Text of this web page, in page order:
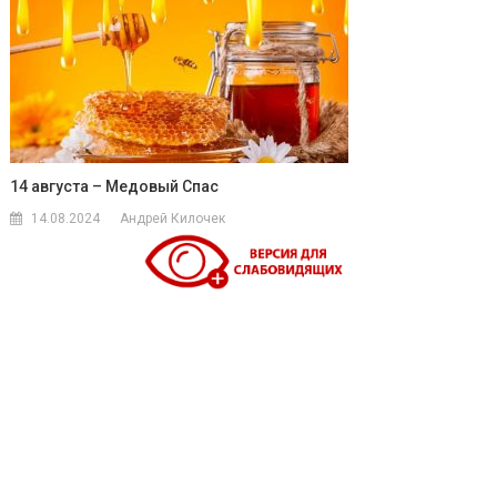
14 августа – Медовый Спас
14.08.2024 Андрей Килочек